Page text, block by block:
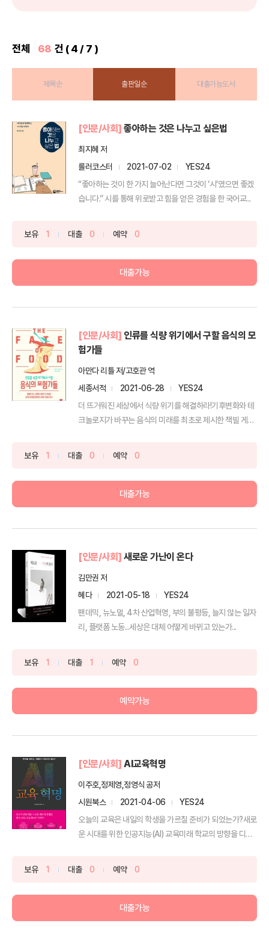
전체 68 건 ( 4 / 7 )
제목순 출판일순 대출가능도서
[인문/사회] 좋아하는 것은 나누고 싶은법
최지혜 저
롤러코스터
2021-07-02
YES24
“좋아하는 것이 한 가지 늘어난다면 그것이 ‘시’였으면 좋겠
습니다.” 시를 통해 위로받고 힘을 얻은 경험을 한 국어교...
보유 1 대출 0 예약 0
대출가능
[인문/사회] 인류를 식량 위기에서 구할 음식의 모
험가들
아만다 리틀 저/고호관 역
세종서적
2021-06-28
YES24
더 뜨거워진 세상에서 식량 위기를 해결하라!기후변화와 테
크놀로지가 바꾸는 음식의 미래를 최초로 제시한 책빌 게이
보유 1 대출 0 예약 0
대출가능
[인문/사회] 새로운 가난이 온다
김만권 저
혜다
2021-05-18
YES24
팬데믹, 뉴노멀, 4차 산업혁명, 부의 불평등, 늘지 않는 일자
리, 플랫폼 노동...세상은 대체 어떻게 바뀌고 있는가...
보유 1 대출 1 예약 0
예약가능
[인문/사회] AI교육혁명
이주호,정제영,정영식 공저
시원북스
2021-04-06
YES24
오늘의 교육은 내일의 학생을 가르칠 준비가 되었는가?새로
운 시대를 위한 인공지능(AI) 교육미래 학교의 방향을 디자
보유 1 대출 0 예약 0
대출가능